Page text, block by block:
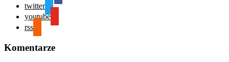
twitter
youtube
rss
Komentarze